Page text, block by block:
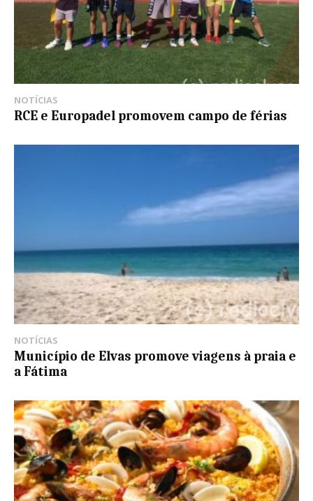
NOTÍCIAS
RCE e Europadel promovem campo de férias
NOTÍCIAS
Município de Elvas promove viagens à praia e
a Fátima